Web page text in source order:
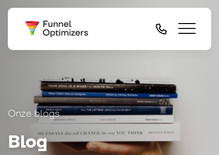
Onze blogs
Blog